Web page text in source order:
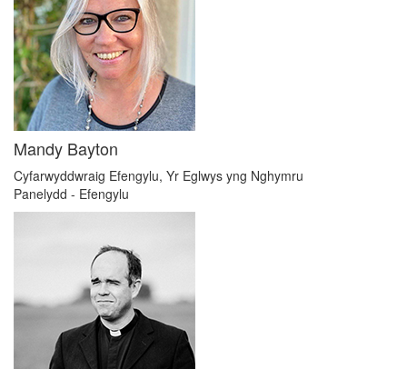
Mandy Bayton
Cyfarwyddwraig Efengylu, Yr Eglwys yng Nghymru
Panelydd - Efengylu